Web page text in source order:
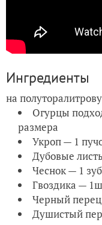
Ингредиенты
на
Огурцы
размера
Укроп — 1
Дубовые
Чеснок — 1
Гвоздика —
Черный
Душистый